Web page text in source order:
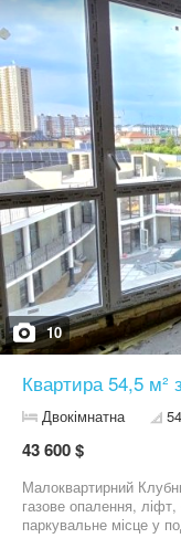
10
Квартира 54,5 м²
Двокімнатна
43 600 $
Малоквартирний
газове опалення,
паркувальне місце у